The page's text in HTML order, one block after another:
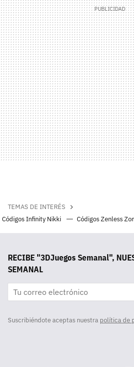
TEMAS DE INTERÉS
Códigos Infinity Nikki
Códigos Zenless
RECIBE "3DJuegos Semanal",
SEMANAL
Suscribiéndote aceptas nuestra política de